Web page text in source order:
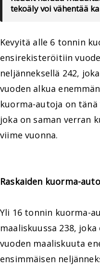
tekoäly voi vähentää
Kevyitä alle 6 tonnin
ensirekisteröitiin
neljänneksellä 242,
vuoden alkua
kuorma-autoja on
joka on saman verran
viime vuonna.
Raskaiden kuorma-
Yli 16 tonnin kuorma-
maaliskuussa 238,
vuoden maaliskuuta
ensimmäisen